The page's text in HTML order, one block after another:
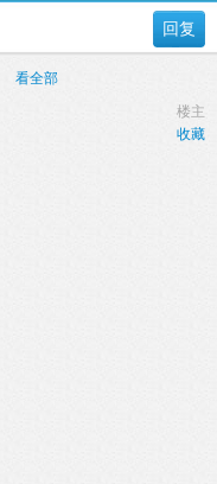
回复
看全部
楼主
收藏